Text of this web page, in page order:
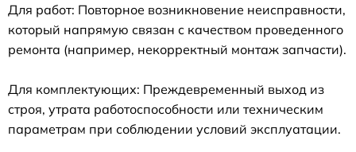
Для работ: Повторное возникновение неисправности,
который напрямую связан с качеством проведенного
ремонта (например, некорректный монтаж запчасти).
Для комплектующих: Преждевременный выход из
строя, утрата работоспособности или техническим
параметрам при соблюдении условий эксплуатации.